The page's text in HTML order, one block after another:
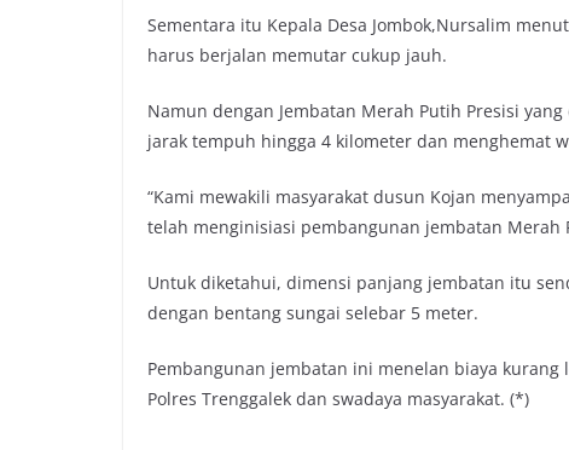
Sementara itu Kepala Desa Jombok,Nursalim
harus berjalan memutar cukup jauh.
Namun dengan Jembatan Merah Putih Presisi
jarak tempuh hingga 4 kilometer dan menghemat
“Kami mewakili masyarakat dusun Kojan
telah menginisiasi pembangunan jembatan Merah
Untuk diketahui, dimensi panjang jembatan itu
dengan bentang sungai selebar 5 meter.
Pembangunan jembatan ini menelan biaya
Polres Trenggalek dan swadaya masyarakat. (*)